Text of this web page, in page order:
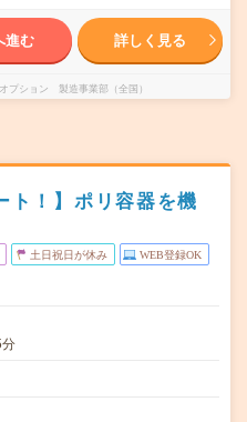
進む 詳しく見る
プション 製造事業部（全国）
ト！】ポリ容器を機
土日祝日が休み WEB登録OK